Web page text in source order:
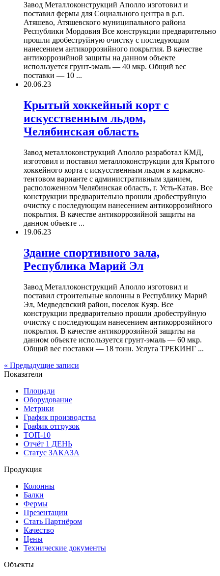
Завод Металлоконструкций Аполло изготовил и
поставил фермы для Социального центра в р.п.
Атяшево, Атяшевского муниципального района
Республики Мордовия Все конструкции предварительно
прошли дробеструйную очистку с последующим
нанесением антикоррозийного покрытия. В качестве
антикоррозийной защиты на данном объекте
используется грунт-эмаль — 40 мкр. Общий вес
поставки — 10 ...
20.06.23
Крытый хоккейный корт с
искусственным льдом,
Челябинская область
Завод металлоконструкций Аполло разработал КМД,
изготовил и поставил металлоконструкции для Крытого
хоккейного корта с искусственным льдом в каркасно-
тентовом варианте с административным зданием,
расположенном Челябинская область, г. Усть-Катав. Все
конструкции предварительно прошли дробеструйную
очистку с последующим нанесением антикоррозийного
покрытия. В качестве антикоррозийной защиты на
данном объекте ...
19.06.23
Здание спортивного зала,
Республика Марий Эл
Завод Металлоконструкций Аполло изготовил и
поставил строительные колонны в Республику Марий
Эл, Медведсвский район, поселок Куяр. Все
конструкции предварительно прошли дробеструйную
очистку с последующим нанесением антикоррозийного
покрытия. В качестве антикоррозийной защиты на
данном объекте используется грунт-эмаль — 60 мкр.
Общий вес поставки — 18 тонн. Услуга ТРЕКИНГ ...
« Предыдущие записи
Показатели
Площади
Оборудование
Метрики
График производства
График отгрузок
ТОП-10
Отчёт 1 ДЕНЬ
Статус ЗАКАЗА
Продукция
Колонны
Балки
Фермы
Презентации
Стать Партнёром
Качество
Цены
Технические документы
Объекты